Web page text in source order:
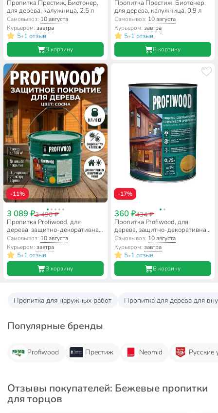
Пропитка Престиж, Биотонер,
для дерева, калужница, 2.5 л
Самовывоз: 10 августа
Курьером:завтра
5•1 отзыв
В корзину
Пропитка Престиж, Биотонер,
для дерева, калужница, 0.9 л
Самовывоз: 10 августа
Курьером: завтра
5•1 отзыв
В корзину
-11%
3 089 ₽3 490 ₽
Пропитка Profiwood, для
дерева, защитно-декоративная,
сосна, 8 кг
Самовывоз: 10 августа
Курьером:завтра
5•1 отзыв
В корзину
-17%
360 ₽434 ₽
Пропитка Profiwood, для
дерева, защитно-декоративная,
калужница, 0.7 кг
Самовывоз: 10 августа
Курьером: завтра
5•1 отзыв
В корзину
Пропитка для наружных работ Пропитка для дерева для
Популярные бренды
Profiwood Престиж Neomid Русские
Отзывы покупателей: Бежевые пропитки
для торцов